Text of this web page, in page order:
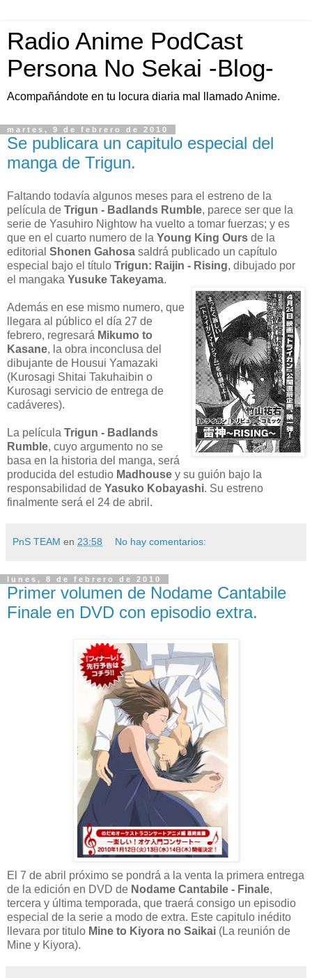
Radio Anime PodCast
Persona No Sekai -Blog-
Acompañándote en tu locura diaria mal llamado Anime.
martes, 9 de febrero de 2010
Se publicara un capitulo especial del
manga de Trigun.
Faltando todavía algunos meses para el estreno de la
película de Trigun - Badlands Rumble, parece ser que la
serie de Yasuhiro Nightow ha vuelto a tomar fuerzas; y es
que en el cuarto numero de la Young King Ours de la
editorial Shonen Gahosa saldrá publicado un capítulo
especial bajo el título Trigun: Raijin - Rising, dibujado por
el mangaka Yusuke Takeyama.
Además en ese mismo numero, que
llegara al público el día 27 de
febrero, regresará Mikumo to
Kasane, la obra inconclusa del
dibujante de Housui Yamazaki
(Kurosagi Shitai Takuhaibin o
Kurosagi servicio de entrega de
cadáveres).
La película Trigun - Badlands
Rumble, cuyo argumento no se
basa en la historia del manga, será
producida del estudio Madhouse y su guión bajo la
responsabilidad de Yasuko Kobayashi. Su estreno
finalmente será el 24 de abril.
PnS TEAM en 23:58 No hay comentarios:
lunes, 8 de febrero de 2010
Primer volumen de Nodame Cantabile
Finale en DVD con episodio extra.
El 7 de abril próximo se pondrá a la venta la primera entrega
de la edición en DVD de Nodame Cantabile - Finale,
tercera y última temporada, que traerá consigo un episodio
especial de la serie a modo de extra. Este capitulo inédito
llevara por titulo Mine to Kiyora no Saikai (La reunión de
Mine y Kiyora).